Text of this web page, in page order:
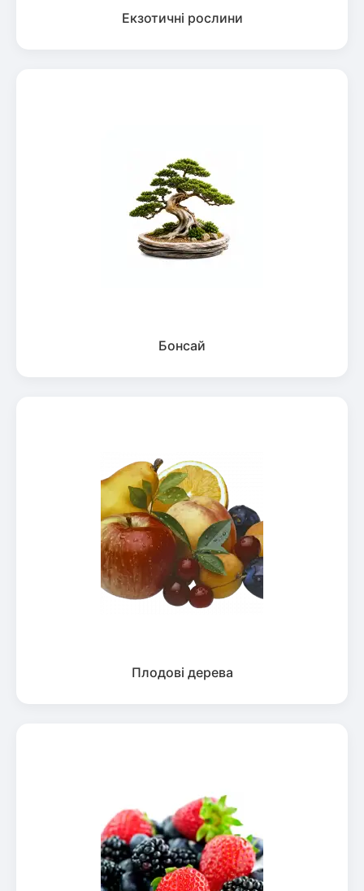
Екзотичні рослини
Бонсай
Плодові дерева